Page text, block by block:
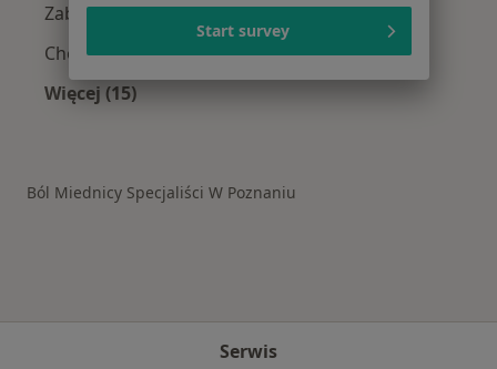
Zaburzenia rytmu serca w Poznaniu
Choroby serca w Poznaniu
Więcej (15)
Ból Miednicy Specjaliści W Poznaniu
Serwis
Start survey